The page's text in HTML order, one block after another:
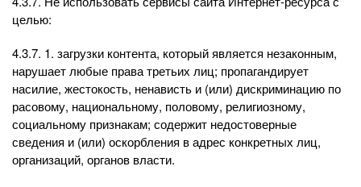
целью:
4.3.7. 1. загрузки контента, который является незаконным,
нарушает любые права третьих лиц; пропагандирует
насилие, жестокость, ненависть и (или) дискриминацию по
расовому, национальному, половому, религиозному,
социальному признакам; содержит недостоверные
сведения и (или) оскорбления в адрес конкретных лиц,
организаций, органов власти.